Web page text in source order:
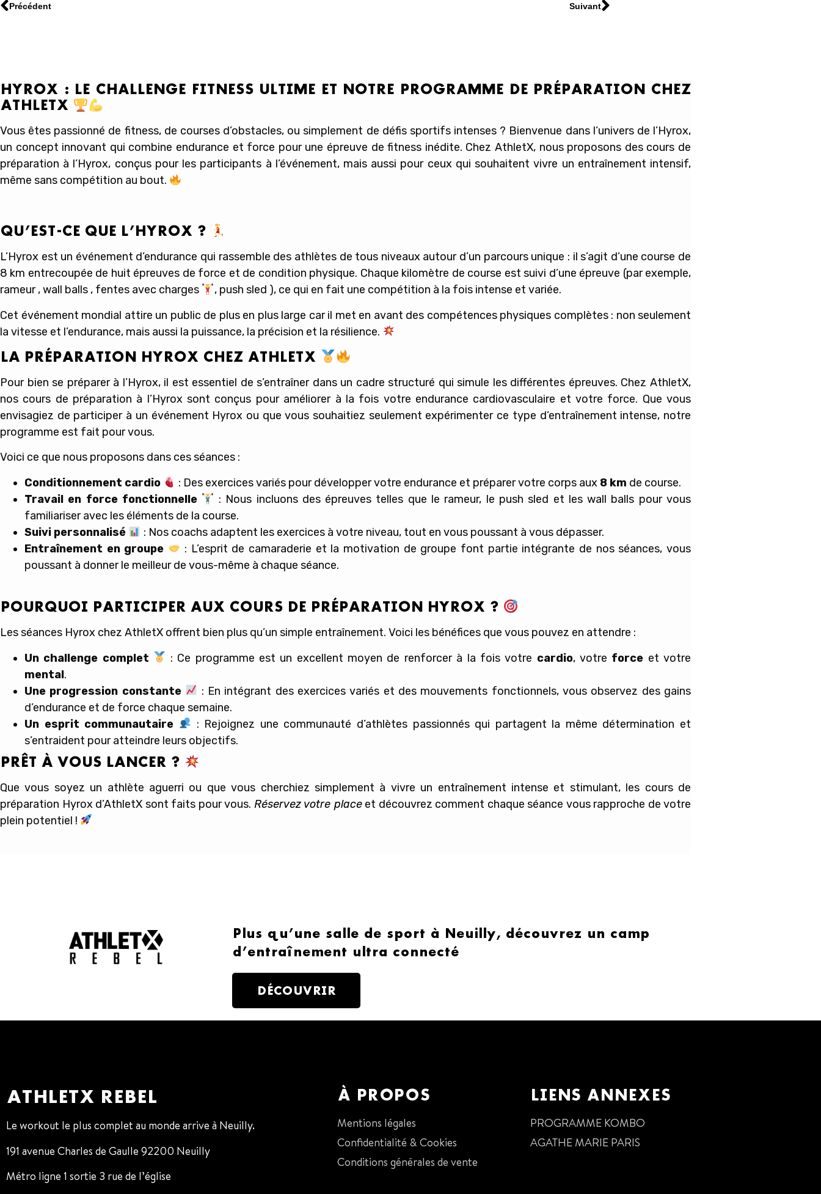
Précédent Suivant
HYROX : LE CHALLENGE FITNESS ULTIME ET NOTRE PROGRAMME DE PRÉPARATION CHEZ
ATHLETX
Vous êtes passionné de fitness, de courses d’obstacles, ou simplement de défis sportifs intenses ? Bienvenue dans l’univers de l’Hyrox,
un concept innovant qui combine endurance et force pour une épreuve de fitness inédite. Chez AthletX, nous proposons des cours de
préparation à l’Hyrox, conçus pour les participants à l’événement, mais aussi pour ceux qui souhaitent vivre un entraînement intensif,
même sans compétition au bout.
QU’EST-CE QUE L’HYROX ?
L’Hyrox est un événement d’endurance qui rassemble des athlètes de tous niveaux autour d’un parcours unique : il s’agit d’une course de
8 km entrecoupée de huit épreuves de force et de condition physique. Chaque kilomètre de course est suivi d’une épreuve (par exemple,
rameur , wall balls , fentes avec charges
, push sled ), ce qui en fait une compétition à la fois intense et variée.
Cet événement mondial attire un public de plus en plus large car il met en avant des compétences physiques complètes : non seulement
la vitesse et l’endurance, mais aussi la puissance, la précision et la résilience.
LA PRÉPARATION HYROX CHEZ ATHLETX
Pour bien se préparer à l’Hyrox, il est essentiel de s’entraîner dans un cadre structuré qui simule les différentes épreuves. Chez AthletX,
nos cours de préparation à l’Hyrox sont conçus pour améliorer à la fois votre endurance cardiovasculaire et votre force. Que vous
envisagiez de participer à un événement Hyrox ou que vous souhaitiez seulement expérimenter ce type d’entraînement intense, notre
programme est fait pour vous.
Voici ce que nous proposons dans ces séances :
Conditionnement cardio
: Des exercices variés pour développer votre endurance et préparer votre corps aux 8 km de course.
Travail en force fonctionnelle
: Nous incluons des épreuves telles que le rameur, le push sled et les wall balls pour vous
familiariser avec les éléments de la course.
Suivi personnalisé
: Nos coachs adaptent les exercices à votre niveau, tout en vous poussant à vous dépasser.
Entraînement en groupe
: L’esprit de camaraderie et la motivation de groupe font partie intégrante de nos séances, vous
poussant à donner le meilleur de vous-même à chaque séance.
POURQUOI PARTICIPER AUX COURS DE PRÉPARATION HYROX ?
Les séances Hyrox chez AthletX offrent bien plus qu’un simple entraînement. Voici les bénéfices que vous pouvez en attendre :
Un challenge complet
: Ce programme est un excellent moyen de renforcer à la fois votre cardio, votre force et votre
mental.
Une progression constante
: En intégrant des exercices variés et des mouvements fonctionnels, vous observez des gains
d’endurance et de force chaque semaine.
Un esprit communautaire
: Rejoignez une communauté d’athlètes passionnés qui partagent la même détermination et
s’entraident pour atteindre leurs objectifs.
PRÊT À VOUS LANCER ?
Que vous soyez un athlète aguerri ou que vous cherchiez simplement à vivre un entraînement intense et stimulant, les cours de
préparation Hyrox d’AthletX sont faits pour vous. Réservez votre placeet découvrez comment chaque séance vous rapproche de votre
plein potentiel !
Plus qu’une salle de sport à Neuilly, découvrez un camp
d’entraînement ultra connecté
DÉCOUVRIR
ATHLETX REBEL
Le workout le plus complet au monde arrive à Neuilly.
191 avenue Charles de Gaulle 92200 Neuilly
Métro ligne 1 sortie 3 rue de l’église
À PROPOS
Mentions légales
Confidentialité & Cookies
Conditions générales de vente
LIENS ANNEXES
PROGRAMME KOMBO
AGATHE MARIE PARIS